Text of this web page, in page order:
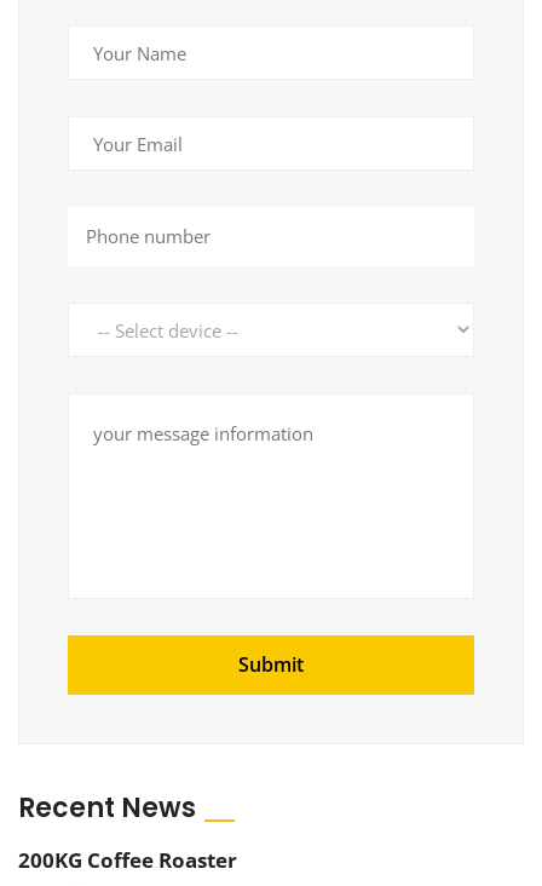
Recent News
200KG Coffee Roaster